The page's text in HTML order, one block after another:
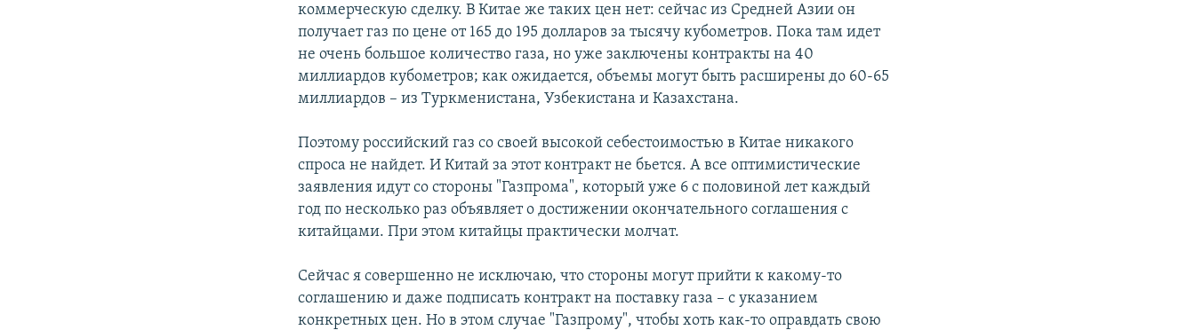
коммерческую сделку. В Китае же таких цен нет: сейчас из Средней Азии он
получает газ по цене от 165 до 195 долларов за тысячу кубометров. Пока там идет
не очень большое количество газа, но уже заключены контракты на 40
миллиардов кубометров; как ожидается, объемы могут быть расширены до 60-65
миллиардов – из Туркменистана, Узбекистана и Казахстана.
Поэтому российский газ со своей высокой себестоимостью в Китае никакого
спроса не найдет. И Китай за этот контракт не бьется. А все оптимистические
заявления идут со стороны "Газпрома", который уже 6 с половиной лет каждый
год по несколько раз объявляет о достижении окончательного соглашения с
китайцами. При этом китайцы практически молчат.
Сейчас я совершенно не исключаю, что стороны могут прийти к какому-то
соглашению и даже подписать контракт на поставку газа – с указанием
конкретных цен. Но в этом случае "Газпрому", чтобы хоть как-то оправдать свою